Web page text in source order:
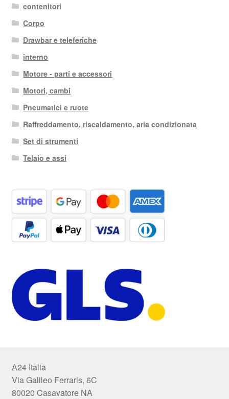
contenitori
Corpo
Drawbar e teleferiche
interno
Motore - parti e accessori
Motori, cambi
Pneumatici e ruote
Raffreddamento, riscaldamento, aria condizionata
Set di strumenti
Telaio e assi
A24 Italia
Via Galileo Ferraris, 6C
80020 Casavatore NA